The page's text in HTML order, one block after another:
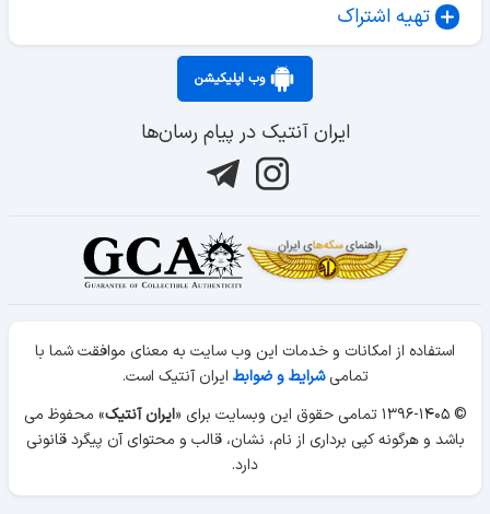
تهیه اشتراک
وب اپلیکیشن
ایران آنتیک در پیام رسان‌ها
استفاده از امکانات و خدمات این وب سایت به معنای موافقت شما با
تمامیشرایط و ضوابط ایران آنتیک است.
© ۱۳۹۶-۱۴۰۵ تمامی حقوق این وبسایت برای «
ایران آنتیک» محفوظ می
باشد و هرگونه کپی برداری از نام، نشان، قالب و محتوای آن پیگرد قانونی
دارد.